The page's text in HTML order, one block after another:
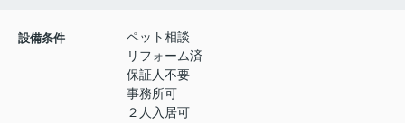
設備条件
ペット相談
リフォーム済
保証人不要
事務所可
２人入居可